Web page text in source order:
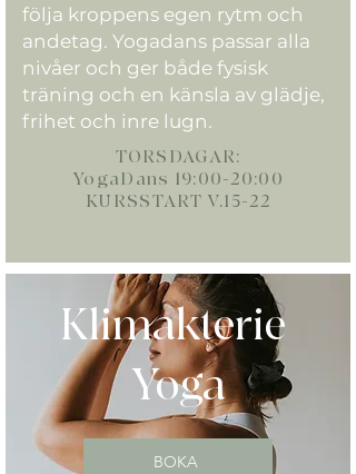
följa kroppens egen rytm och
andetag. Yogadans passar alla
nivåer och ger både fysisk
träning och en känsla av glädje,
frihet och inre lugn.
TORSDAGAR:
YogaDans 19:00-20:00
KURSSTART V.15-22
Klimakterie
Yoga
BOKA